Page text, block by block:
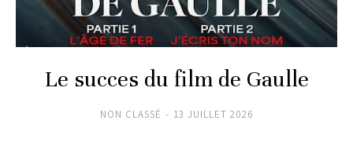
Le succes du film de Gaulle
NON CLASSÉ 13 JUILLET 2026